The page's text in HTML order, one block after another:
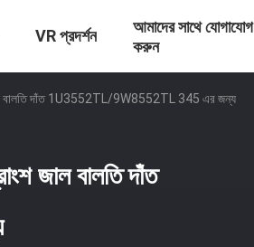
VR প্রদর্শন
আমাদের সাথে যোগাযোগ
করুন
জাল বালতি দাঁত 1U3552TL/9W8552TL 345 এর জন্য
জাল বালতি দাঁত